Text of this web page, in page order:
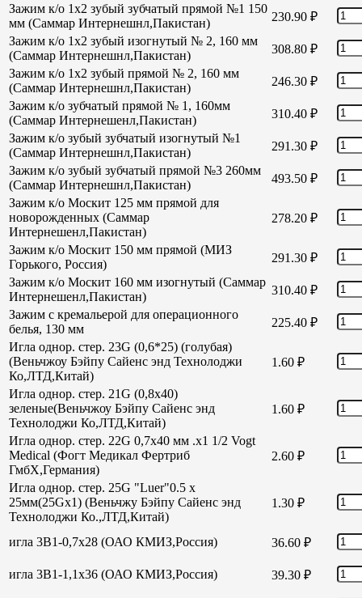
Зажим к/о 1х2 зубый зубчатый прямой №1 150
мм (Саммар Интернешнл,Пакистан)
230.90 ₽
Зажим к/о 1х2 зубый изогнутый № 2, 160 мм
(Саммар Интернешнл,Пакистан)
308.80 ₽
Зажим к/о 1х2 зубый прямой № 2, 160 мм
(Саммар Интернешнл,Пакистан)
246.30 ₽
Зажим к/о зубчатый прямой № 1, 160мм
(Саммар Интернешенл,Пакистан)
310.40 ₽
Зажим к/о зубый зубчатый изогнутый №1
(Саммар Интернешнл,Пакистан)
291.30 ₽
Зажим к/о зубый зубчатый прямой №3 260мм
(Саммар Интернешнл,Пакистан)
493.50 ₽
Зажим к/о Москит 125 мм прямой для
новорожденных (Саммар
Интернешенл,Пакистан)
278.20 ₽
Зажим к/о Москит 150 мм прямой (МИЗ
Горького, Россия)
291.30 ₽
Зажим к/о Москит 160 мм изогнутый (Саммар
Интернешенл,Пакистан)
310.40 ₽
Зажим с кремальерой для операционного
белья, 130 мм
225.40 ₽
Игла однор. стер. 23G (0,6*25) (голубая)
(Веньчжоу Бэйпу Сайенс энд Технолоджи
Ко,ЛТД,Китай)
1.60 ₽
Игла однор. стер. 21G (0,8х40)
зеленые(Веньчжоу Бэйпу Сайенс энд
Технолоджи Ко,ЛТД,Китай)
1.60 ₽
Игла однор. стер. 22G 0,7х40 мм .х1 1/2 Vogt
Medical (Фогт Медикал Фертриб
ГмбХ,Германия)
2.60 ₽
Игла однор. стер. 25G "Luer"0.5 х
25мм(25Gх1) (Веньчжу Бэйпу Сайенс энд
Технолоджи Ко.,ЛТД,Китай)
1.30 ₽
игла 3В1-0,7х28 (ОАО КМИЗ,Россия) 36.60 ₽
игла 3В1-1,1х36 (ОАО КМИЗ,Россия) 39.30 ₽